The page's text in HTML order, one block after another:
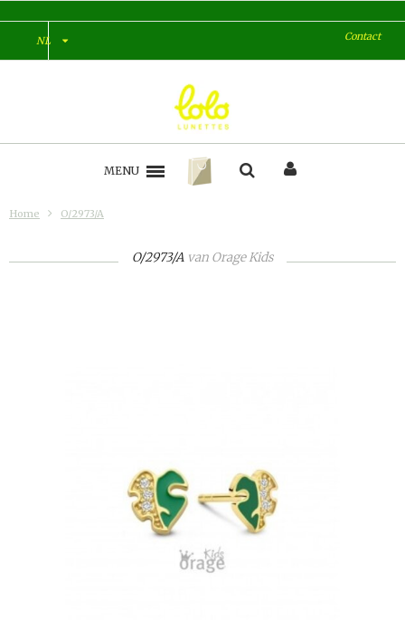
NL Contact
MENU
Home O/2973/A
O/2973/A van Orage Kids